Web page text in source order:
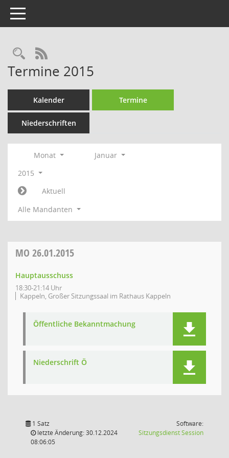
Toggle navigation
Rechercheauswahl
RSS-Feed
Termine 2015
Kalender Termine
Niederschriften
Monat
Januar
2015
Aktuell
Alle Mandanten
MO 26.01.2015
Hauptausschuss
18:30-21:14 Uhr
Kappeln, Großer Sitzungssaal im Rathaus Kappeln
Öffentliche Bekanntmachung
Niederschrift Ö
1 Satz
letzte Änderung: 30.12.2024
08:06:05
Software:
SitzungsdienstSession(Wird in